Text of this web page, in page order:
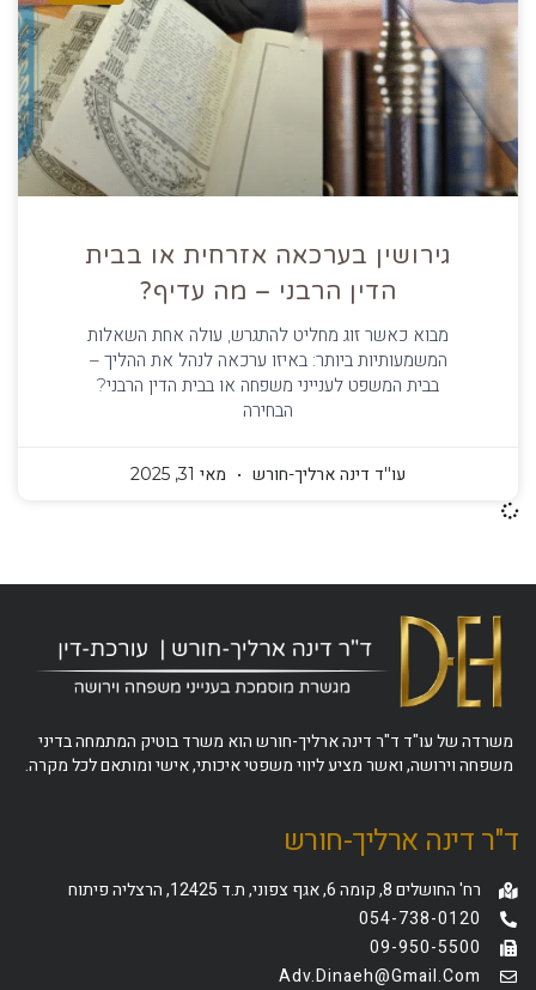
גירושין בערכאה אזרחית או בבית
הדין הרבני – מה עדיף?
מבוא כאשר זוג מחליט להתגרש, עולה אחת השאלות
המשמעותיות ביותר: באיזו ערכאה לנהל את ההליך –
בבית המשפט לענייני משפחה או בבית הדין הרבני?
הבחירה
עו''ד דינה ארליך-חורש מאי 31, 2025
משרדה של עו"ד ד"ר דינה ארליך-חורש הוא משרד בוטיק המתמחה בדיני
משפחה וירושה, ואשר מציע ליווי משפטי איכותי, אישי ומותאם לכל מקרה.
ד"ר דינה ארליך-חורש
רח' החושלים 8, קומה 6, אגף צפוני, ת.ד 12425, הרצליה פיתוח
054-738-0120
09-950-5500
Adv.dinaeh@gmail.com